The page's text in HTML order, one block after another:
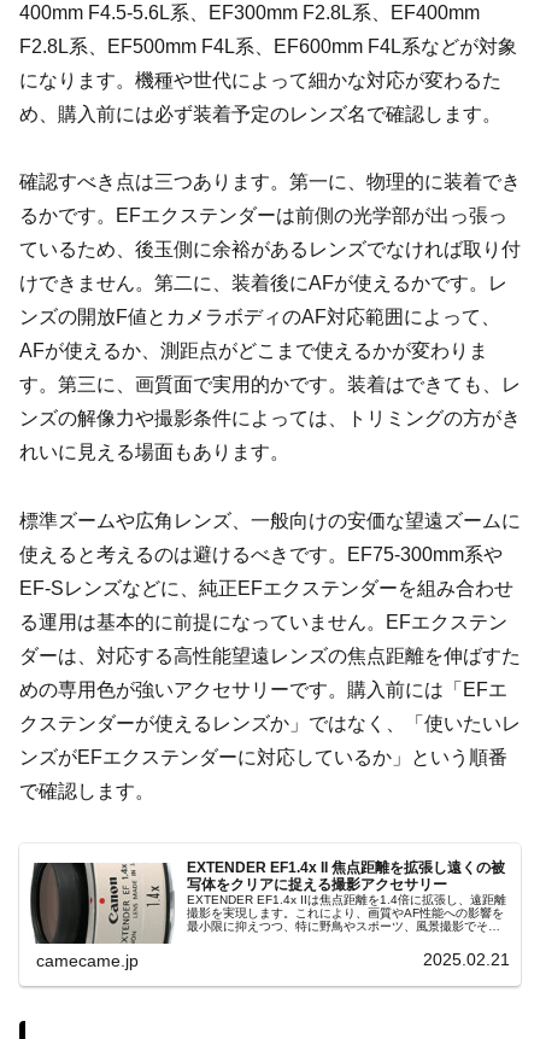
400mm F4.5-5.6L系、EF300mm F2.8L系、EF400mm
F2.8L系、EF500mm F4L系、EF600mm F4L系などが対象
になります。機種や世代によって細かな対応が変わるた
め、購入前には必ず装着予定のレンズ名で確認します。
確認すべき点は三つあります。第一に、物理的に装着でき
るかです。EFエクステンダーは前側の光学部が出っ張っ
ているため、後玉側に余裕があるレンズでなければ取り付
けできません。第二に、装着後にAFが使えるかです。レ
ンズの開放F値とカメラボディのAF対応範囲によって、
AFが使えるか、測距点がどこまで使えるかが変わりま
す。第三に、画質面で実用的かです。装着はできても、レ
ンズの解像力や撮影条件によっては、トリミングの方がき
れいに見える場面もあります。
標準ズームや広角レンズ、一般向けの安価な望遠ズームに
使えると考えるのは避けるべきです。EF75-300mm系や
EF-Sレンズなどに、純正EFエクステンダーを組み合わせ
る運用は基本的に前提になっていません。EFエクステン
ダーは、対応する高性能望遠レンズの焦点距離を伸ばすた
めの専用色が強いアクセサリーです。購入前には「EFエ
クステンダーが使えるレンズか」ではなく、「使いたいレ
ンズがEFエクステンダーに対応しているか」という順番
で確認します。
EXTENDER EF1.4x II 焦点距離を拡張し遠くの被
写体をクリアに捉える撮影アクセサリー
EXTENDER EF1.4x IIは焦点距離を1.4倍に拡張し、遠距離
撮影を実現します。これにより、画質やAF性能への影響を
最小限に抑えつつ、特に野鳥やスポーツ、風景撮影でその
camecame.jp 2025.02.21